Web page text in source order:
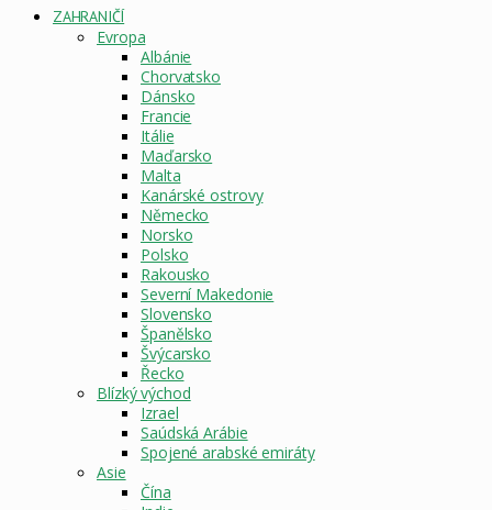
STRÁNKA
ZAHRANIČÍ
Evropa
Albánie
Chorvatsko
Dánsko
Francie
Itálie
Maďarsko
Malta
Kanárské ostrovy
Německo
Norsko
Polsko
Rakousko
Severní Makedonie
Slovensko
Španělsko
Švýcarsko
Řecko
Blízký východ
Izrael
Saúdská Arábie
Spojené arabské emiráty
Asie
Čína